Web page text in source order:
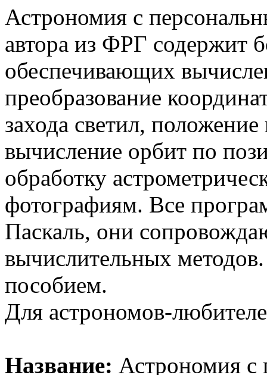
Астрономия с
автора из ФРГ содержит
обеспечивающих
преобразование
захода светил,
вычисление орбит по
обработку
фотографиям. Все
Паскаль, они
вычислительных
пособием.
Для астрономов-
Название: Астрономия с